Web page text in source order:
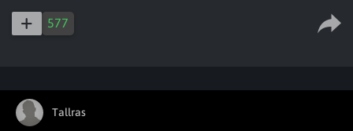
577
Tallras